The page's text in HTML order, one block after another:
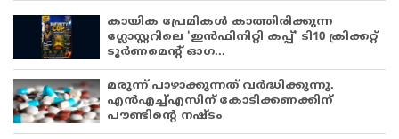
കായിക പ്രേമികള്‍ കാത്തിരിക്കുന്ന
ഗ്ലോസ്റ്ററിലെ 'ഇന്‍ഫിനിറ്റി കപ്പ്' ടി10 ക്രിക്കറ്റ്
ടൂര്‍ണമെന്റ് ഓഗ...
മരുന്ന് പാഴാക്കുന്നത് വർദ്ധിക്കുന്നു.
എൻഎച്ച്എസിന് കോടിക്കണക്കിന്
പൗണ്ടിന്റെ നഷ്ടം